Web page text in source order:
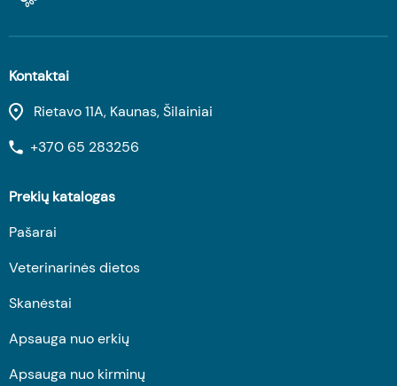
Kontaktai
Rietavo 11A, Kaunas, Šilainiai
+370 65 283256
Prekių katalogas
Pašarai
Veterinarinės dietos
Skanėstai
Apsauga nuo erkių
Apsauga nuo kirminų